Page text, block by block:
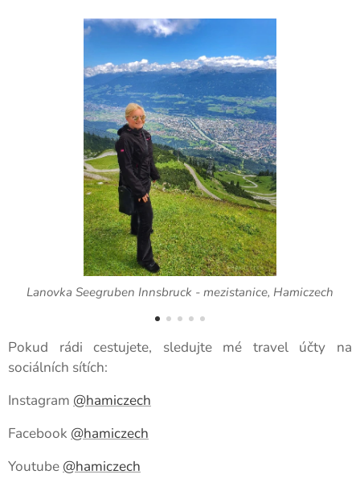
Lanovka Seegruben Innsbruck - mezistanice, Hamiczech
Pokud rádi cestujete, sledujte mé travel účty na
sociálních sítích:
Instagram @hamiczech
Facebook @hamiczech
Youtube @hamiczech